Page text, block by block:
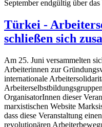
September endgültig über
Türkei -
schließen sich
Am 25. Juni versammelten
Arbeiterinnen zur
internationale
OrganisatorInnen dieser
marxistischen Website
dass diese Veranstaltung
revolutionären